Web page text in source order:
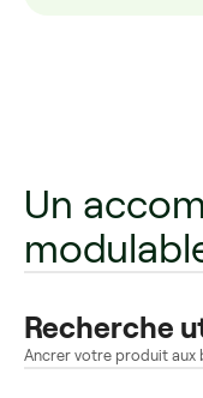
Un
Recherche
Ancrer votre produit aux